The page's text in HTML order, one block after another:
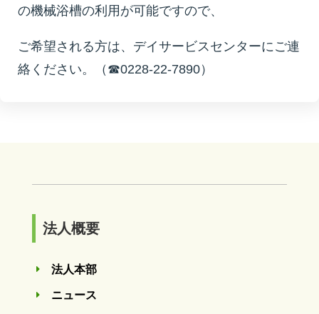
の機械浴槽の利用が可能ですので、
ご希望される方は、デイサービスセンターにご連
絡ください。（☎0228-22-7890）
法人概要
E 法人本部
E ニュース